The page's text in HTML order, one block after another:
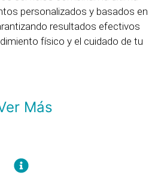
personalizados y basados en
resultados efectivos
físico y el cuidado de tu
Más